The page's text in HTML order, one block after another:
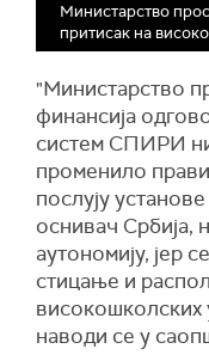
Министарство
притисак на
"Министарство
финансија
систем СПИРИ ни
променило
послују
оснивач Србија,
аутономију, јер
стицање и
високошколских
наводи се у